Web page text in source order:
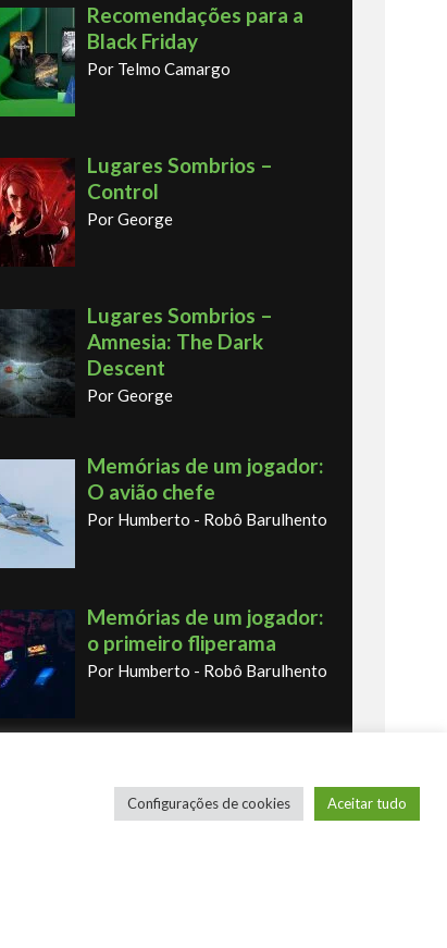
Recomendações para a
Black Friday
Por Telmo Camargo
Lugares Sombrios –
Control
Por George
Lugares Sombrios –
Amnesia: The Dark
Descent
Por George
Memórias de um jogador:
O avião chefe
Por Humberto - Robô Barulhento
Memórias de um jogador:
o primeiro fliperama
Por Humberto - Robô Barulhento
360 & Ps3
Por George
Configurações de cookies Aceitar tudo